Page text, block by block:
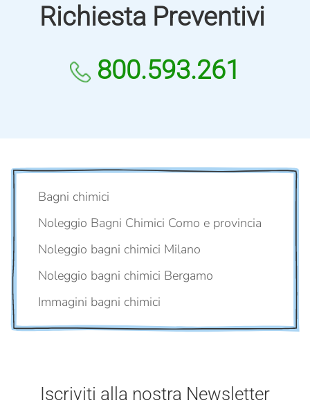
Richiesta Preventivi
800.593.261
Bagni chimici
Noleggio Bagni Chimici Como e provincia
Noleggio bagni chimici Milano
Noleggio bagni chimici Bergamo
Immagini bagni chimici
Iscriviti alla nostra Newsletter